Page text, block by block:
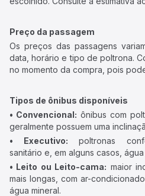
Preço da passagem
Os preços das passagens
data, horário e tipo de poltrona.
no momento da compra, pois
Tipos de ônibus disponíveis
• Convencional: ônibus com
geralmente possuem uma
• Executivo: poltronas
sanitário e, em alguns casos, água
• Leito ou Leito-cama: maior
mais longas, com ar-
água mineral.